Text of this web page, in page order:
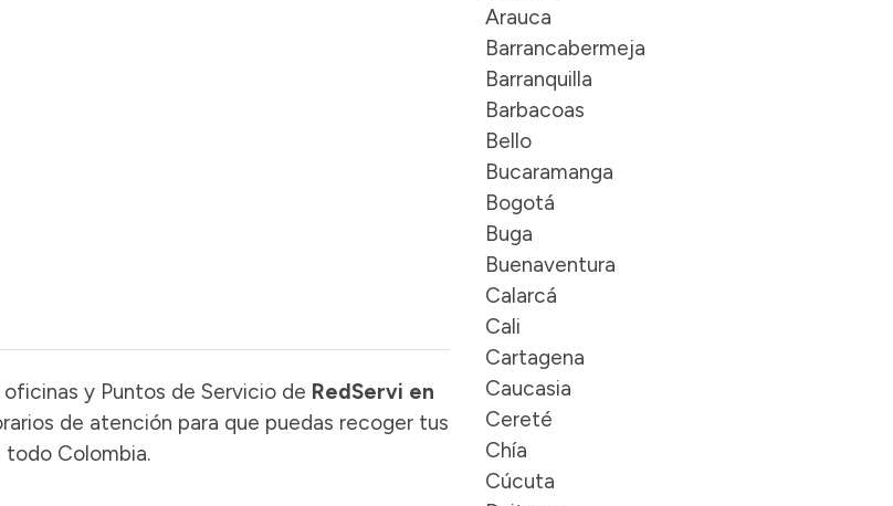
y Puntos de Servicio de RedServi en
de atención para que puedas recoger tus
todo Colombia.
Arauca
Barrancabermeja
Barranquilla
Barbacoas
Bello
Bucaramanga
Bogotá
Buga
Buenaventura
Calarcá
Cali
Cartagena
Caucasia
Cereté
Chía
Cúcuta